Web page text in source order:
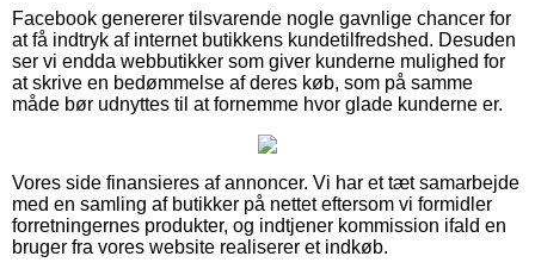
Facebook genererer tilsvarende nogle gavnlige chancer for
at få indtryk af internet butikkens kundetilfredshed. Desuden
ser vi endda webbutikker som giver kunderne mulighed for
at skrive en bedømmelse af deres køb, som på samme
måde bør udnyttes til at fornemme hvor glade kunderne er.
Vores side finansieres af annoncer. Vi har et tæt samarbejde
med en samling af butikker på nettet eftersom vi formidler
forretningernes produkter, og indtjener kommission ifald en
bruger fra vores website realiserer et indkøb.